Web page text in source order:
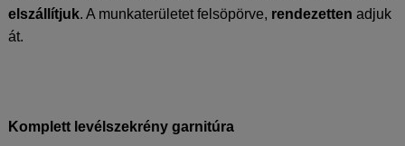
elszállítjuk. A munkaterületet felsöpörve, rendezetten adjuk
át.
Komplett levélszekrény garnitúra